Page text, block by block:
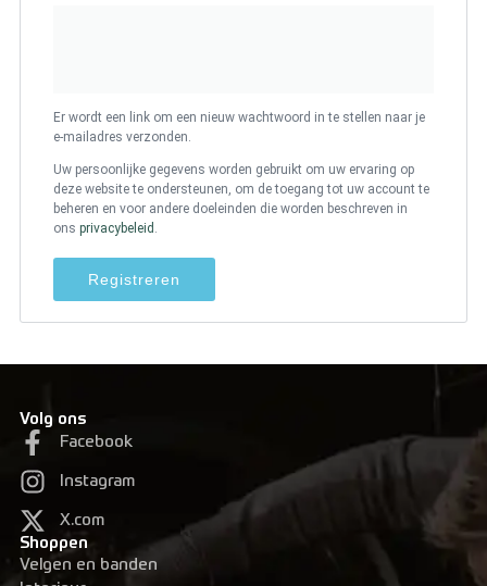
Er wordt een link om een nieuw wachtwoord in te stellen naar je
e-mailadres verzonden.
Uw persoonlijke gegevens worden gebruikt om uw ervaring op
deze website te ondersteunen, om de toegang tot uw account te
beheren en voor andere doeleinden die worden beschreven in
onsprivacybeleid
Registreren
Volg ons
Facebook
Instagram
X.com
Shoppen
Velgen en banden